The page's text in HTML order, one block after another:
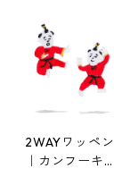
2WAYワッペン
｜カンフーキッ